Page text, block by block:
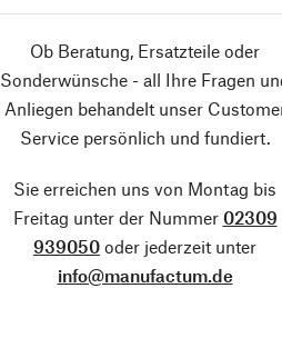
Ob Beratung, Ersatzteile oder
Sonderwünsche - all Ihre Fragen
Anliegen behandelt unser
Service persönlich und fundiert.
Sie erreichen uns von Montag bis
Freitag unter der Nummer 02309
939050 oder jederzeit unter
info@manufactum.de